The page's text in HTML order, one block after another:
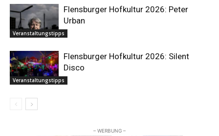
Veranstaltungstipps
Flensburger Hofkultur 2026: Peter
Urban
Veranstaltungstipps
Flensburger Hofkultur 2026: Silent
Disco
– WERBUNG –